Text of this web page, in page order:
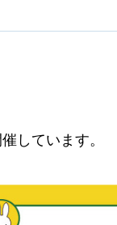
しています。